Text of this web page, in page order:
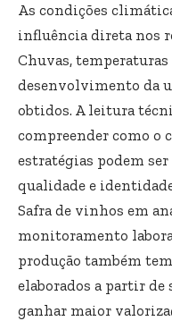
As condições
influência direta nos
Chuvas,
desenvolvimento da
obtidos. A leitura
compreender como o
estratégias podem
qualidade e
Safra de vinhos em
monitoramento
produção também
elaborados a partir de
ganhar maior